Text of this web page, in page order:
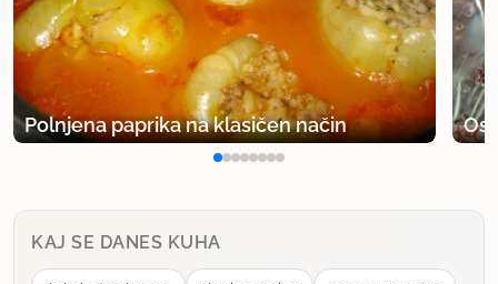
Polnjena paprika na klasičen način
KAJ SE DANES KUHA